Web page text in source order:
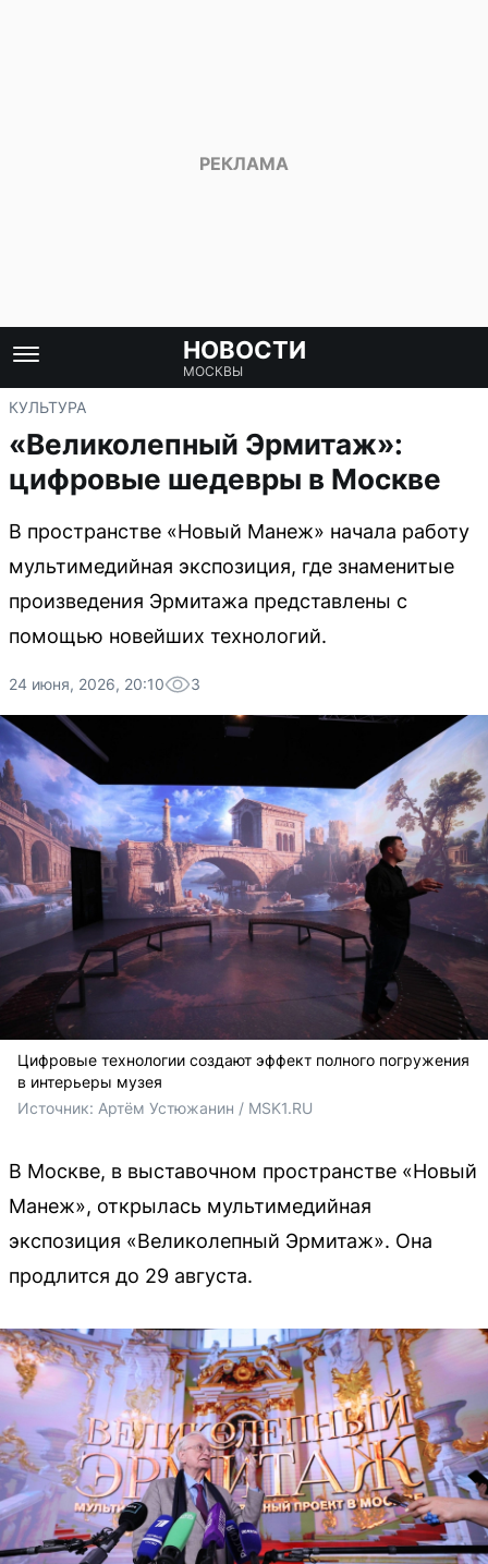
НОВОСТИ
МОСКВЫ
КУЛЬТУРА
«Великолепный Эрмитаж»:
цифровые шедевры в Москве
В пространстве «Новый Манеж» начала работу
мультимедийная экспозиция, где знаменитые
произведения Эрмитажа представлены с
помощью новейших технологий.
24 июня, 2026, 20:10 3
Цифровые технологии создают эффект полного погружения
в интерьеры музея
Источник: Артём Устюжанин / MSK1.RU
В Москве, в выставочном пространстве «Новый
Манеж», открылась мультимедийная
экспозиция «Великолепный Эрмитаж». Она
продлится до 29 августа.